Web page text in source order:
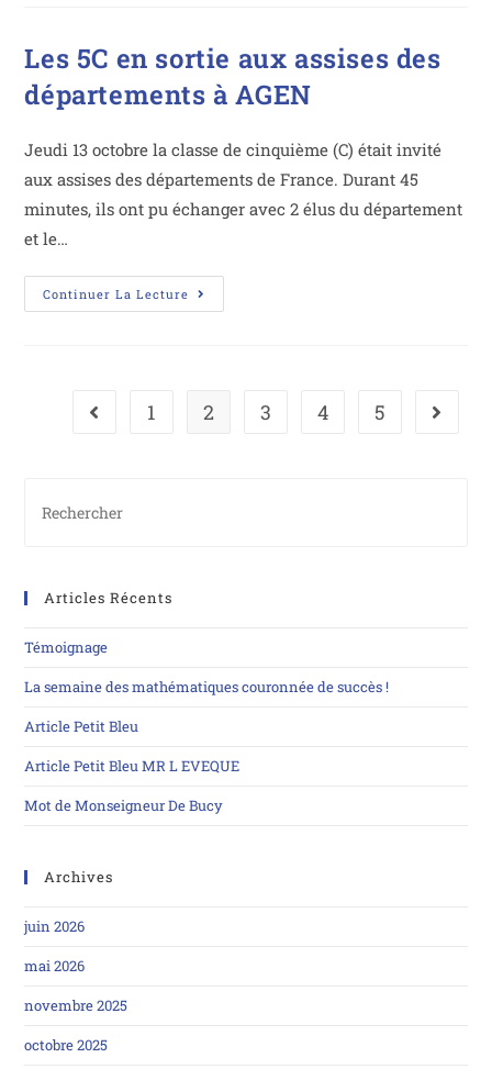
Les 5C en sortie aux assises des
départements à AGEN
Jeudi 13 octobre la classe de cinquième (C) était invité
aux assises des départements de France. Durant 45
minutes, ils ont pu échanger avec 2 élus du département
et le…
Continuer La Lecture
1 2 3 4 5
Articles Récents
Témoignage
La semaine des mathématiques couronnée de succès !
Article Petit Bleu
Article Petit Bleu MR L EVEQUE
Mot de Monseigneur De Bucy
Archives
juin 2026
mai 2026
novembre 2025
octobre 2025